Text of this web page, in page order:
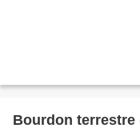
Bourdon